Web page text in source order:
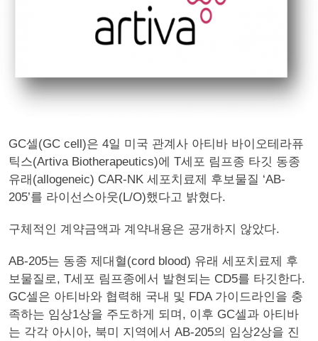
GC셀(GC cell)은 4일 미국 관계사 아티바 바이오테라퓨
틱스(Artiva Biotherapeutics)에 T세포 림프종 타깃 동종
유래(allogeneic) CAR-NK 세포치료제 후보물질 ‘AB-
205’를 라이선스아웃(L/O)했다고 밝혔다.
구체적인 계약금액과 계약내용은 공개하지 않았다.
AB-205는 동종 제대혈(cord blood) 유래 세포치료제 후
보물질로, T세포 림프종에서 발현되는 CD5를 타깃한다.
GC셀은 아티바와 협력해 국내 및 FDA 가이드라인을 충
족하는 임상1상을 주도하게 되며, 이후 GC셀과 아티바
는 각각 아시아, 북미 지역에서 AB-205의 임상2상을 진